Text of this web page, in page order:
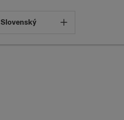
Select
Slovenský